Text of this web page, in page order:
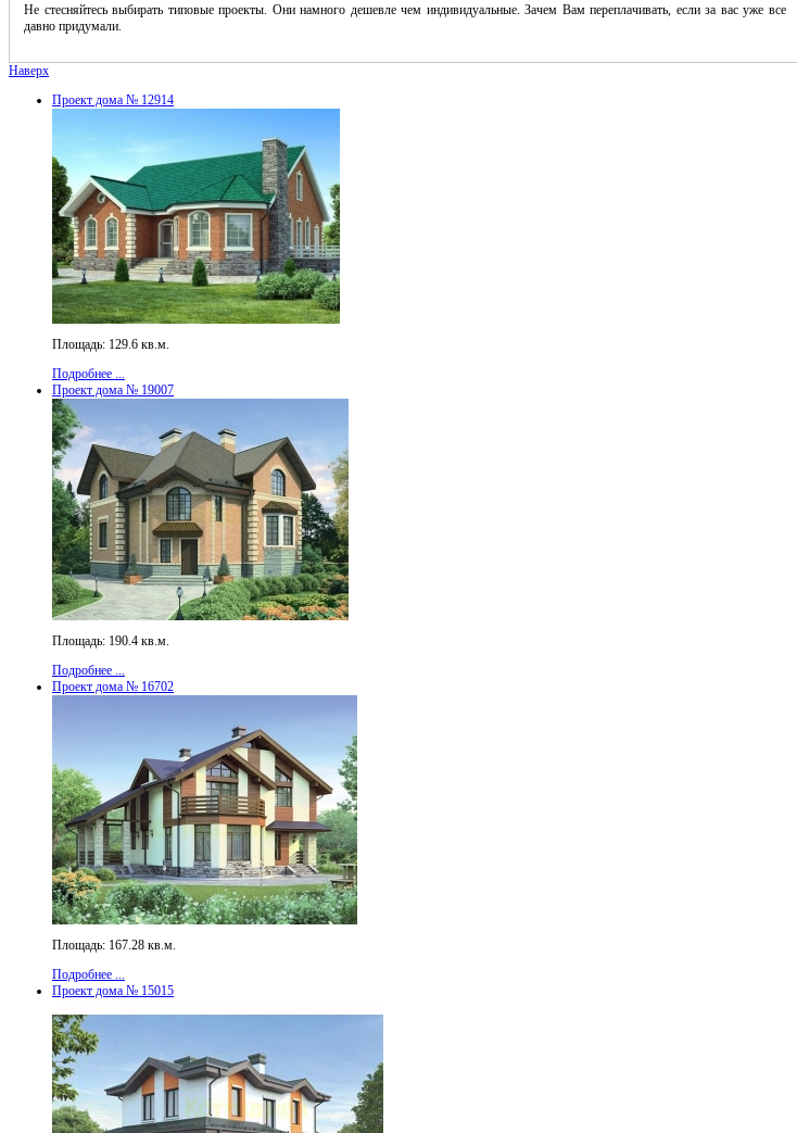
Не стесняйтесь выбирать типовые проекты. Они намного дешевле чем индивидуальные. Зачем Вам переплачивать, если за вас уже все
давно придумали.
Наверх
Проект дома № 12914
Площадь: 129.6 кв.м.
Подробнее ...
Проект дома № 19007
Площадь: 190.4 кв.м.
Подробнее ...
Проект дома № 16702
Площадь: 167.28 кв.м.
Подробнее ...
Проект дома № 15015